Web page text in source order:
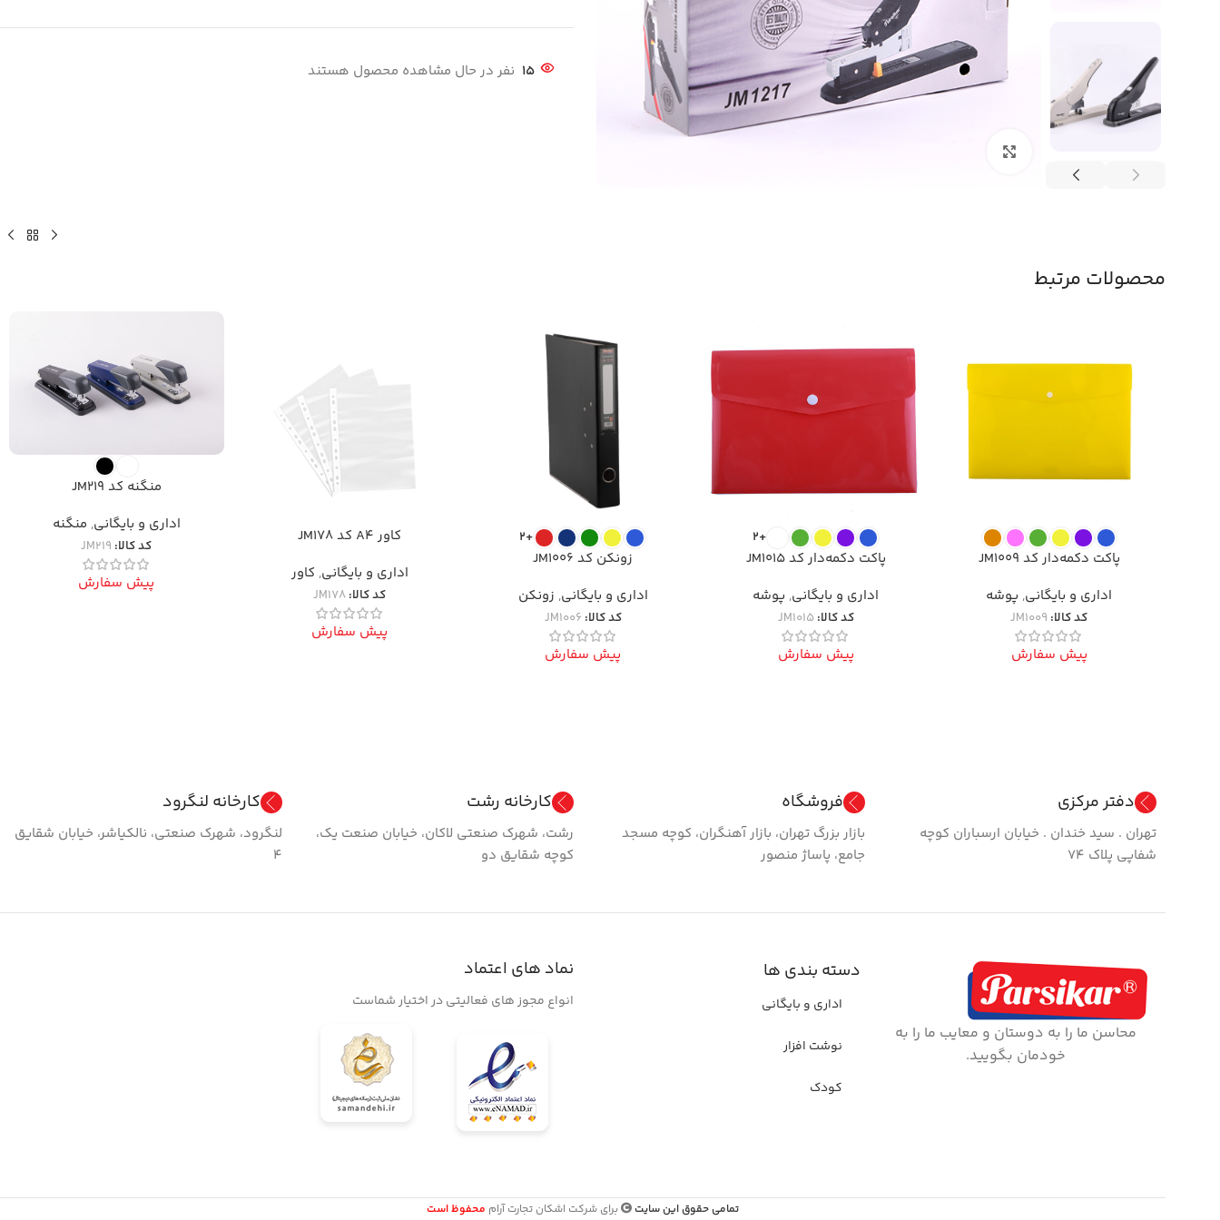
15 نفر در حال مشاهده محصول هستند
محصولات مرتبط
پاکت دکمه‌دار کد JM1009
اداری و بایگانی, پوشه
کد کالا: JM1009
پیش سفارش
+2
پاکت دکمه‌دار کد JM1015
اداری و بایگانی, پوشه
کد کالا:JM1015
پیش سفارش
+2
زونکن کد JM1006
اداری و بایگانی, زونکن
کد کالا: JM1006
پیش سفارش
کاور A4 کد JM178
اداری و بایگانی, کاور
کد کالا:JM178
پیش سفارش
منگنه کد JM219
اداری و بایگانی, منگنه
کد کالا: JM219
پیش سفارش
دفتر مرکزی
تهران . سید خندان . خیابان ارسباران کوچه
شفاپی پلاک ۷۴
فروشگاه
بازار بزرگ تهران، بازار آهنگران، کوچه مسجد
جامع، پاساژ منصور
کارخانه رشت
رشت، شهرک صنعتی لاکان، خیابان صنعت یک،
کوچه شقایق دو
کارخانه لنگرود
لنگرود، شهرک صنعتی، نالکیاشر، خیابان شقایق
۴
محاسن ما را به دوستان و معایب ما را به
خودمان بگویید.
دسته بندی ها
اداری و بایگانی
نوشت افزار
کودک
نماد های اعتماد
انواع مجوز های فعالیتی در اختیار شماست
تمامی حقوق این سایت برای شرکت اشکان تجارت آرام محفوظ است